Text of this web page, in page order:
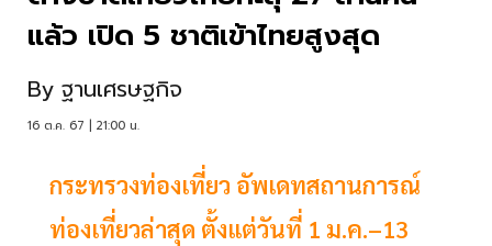
แล้ว เปิด 5 ชาติเข้าไทยสูงสุด
By ฐานเศรษฐกิจ
16 ต.ค. 67 | 21:00 น.
กระทรวงท่องเที่ยว อัพเดทสถานการณ์
ท่องเที่ยวล่าสุด ตั้งแต่วันที่ 1 ม.ค.–13